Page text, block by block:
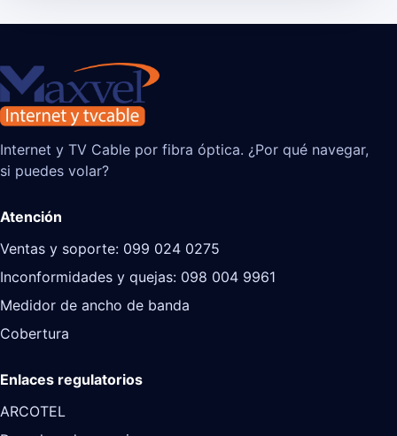
Internet y TV Cable por fibra óptica. ¿Por qué navegar,
si puedes volar?
Atención
Ventas y soporte: 099 024 0275
Inconformidades y quejas: 098 004 9961
Medidor de ancho de banda
Cobertura
Enlaces regulatorios
ARCOTEL